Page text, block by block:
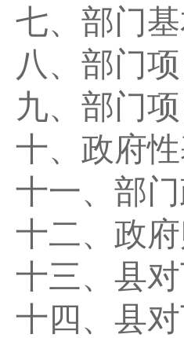
七、部门
八、部门
九、部门
十、政府
十一、部
十二、政
十三、县
十四、县